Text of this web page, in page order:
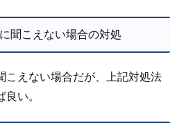
聞こえない場合の対処
こえない場合だが、上記対処法
い。